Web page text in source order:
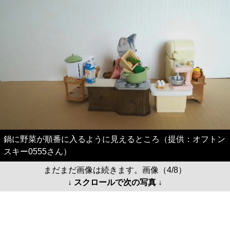
鍋に野菜が順番に入るように見えるところ（提供：オフトン
スキー0555さん）
まだまだ画像は続きます。画像（4/8）
↓ スクロールで次の写真 ↓